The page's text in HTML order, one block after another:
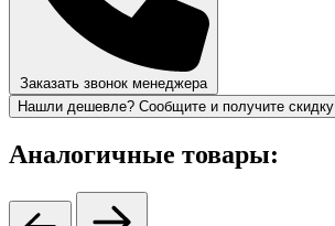
Заказать звонок менеджера
Нашли дешевле? Сообщите и получите скидку
Аналогичные товары: